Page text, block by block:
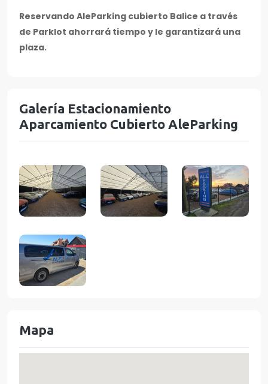
Reservando AleParking cubierto Balice a través
de Parklot ahorrará tiempo y le garantizará una
plaza.
Galería Estacionamiento
Aparcamiento Cubierto AleParking
Mapa